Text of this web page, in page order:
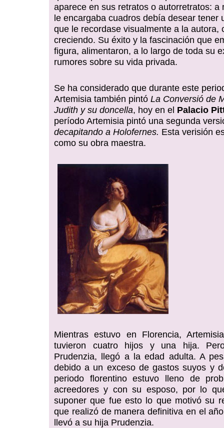
aparece en sus retratos o autorretratos: a
le encargaba cuadros debía desear tener
que le recordase visualmente a la autora,
creciendo. Su éxito y la fascinación que
figura, alimentaron, a lo largo de toda su
rumores sobre su vida privada.
Se ha considerado que durante este
Artemisia también pintóLa Conversió de
Judith y su doncella, hoy en elPalacio
período Artemisia pintó una segunda
decapitando a Holofernes.Esta verisión
como su obra maestra.
Mientras estuvo en Florencia,
tuvieron cuatro hijos y una hija.
Prudenzia, llegó a la edad adulta. A
debido a un exceso de gastos suyos y
periodo florentino estuvo lleno de
acreedores y con su esposo, por lo
suponer que fue esto lo que motivó su
que realizó de manera definitiva en el
llevó a su hija Prudenzia.